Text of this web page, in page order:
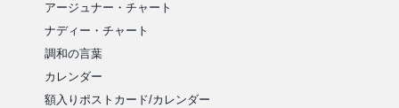
アージュナー・チャート
ナディー・チャート
調和の言葉
カレンダー
額入りポストカード/カレンダー